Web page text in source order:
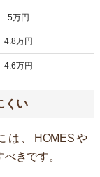
5万円
4.8万円
4.6万円
くい
、HOMESや
きです。